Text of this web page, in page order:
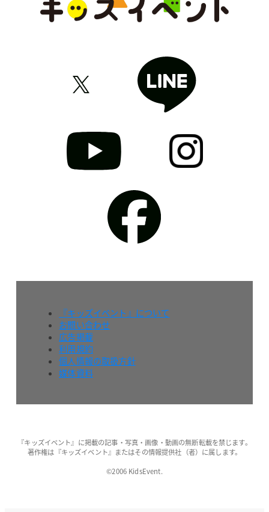
『キッズイベント』について
お問い合わせ
広告掲載
利用規約
個人情報の取扱方針
媒体資料
『キッズイベント』に掲載の記事・写真・画像・動画の無断転載を禁じます。
著作権は『キッズイベント』またはその情報提供社（者）に属します。
©2006 KidsEvent.